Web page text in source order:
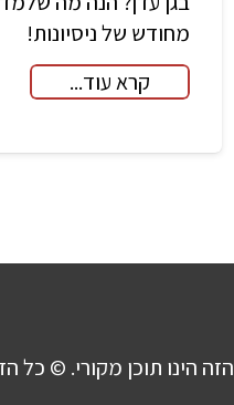
מחודש של ניסיונות!
קרא עוד...
הינו תוכן מקורי. © כל